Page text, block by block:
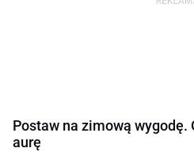
Postaw na zimową wygodę.
aurę